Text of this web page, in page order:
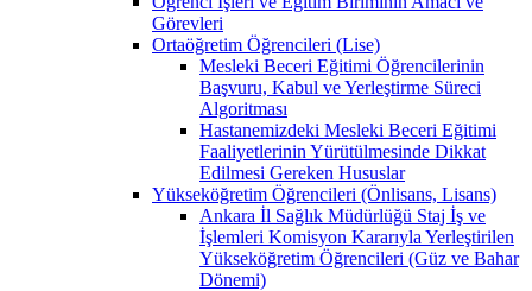
Görevleri
Ortaöğretim Öğrencileri (Lise)
Mesleki Beceri Eğitimi Öğrencilerinin
Başvuru, Kabul ve Yerleştirme Süreci
Algoritması
Hastanemizdeki Mesleki Beceri Eğitimi
Faaliyetlerinin Yürütülmesinde Dikkat
Edilmesi Gereken Hususlar
Yükseköğretim Öğrencileri (Önlisans, Lisans)
Ankara İl Sağlık Müdürlüğü Staj İş ve
İşlemleri Komisyon Kararıyla Yerleştirilen
Yükseköğretim Öğrencileri (Güz ve Bahar
Dönemi)